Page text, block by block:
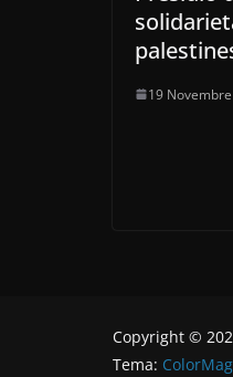
19
Copyright ©
Tema: ColorMag